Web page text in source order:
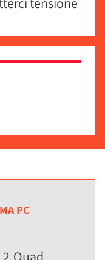
PC
Quad